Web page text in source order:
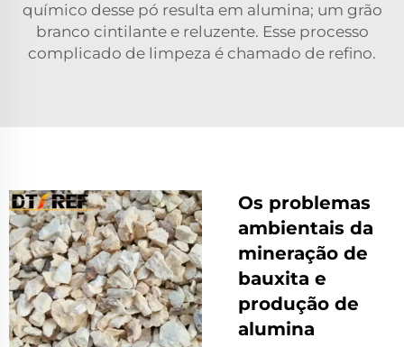
químico desse pó resulta em alumina; um grão
branco cintilante e reluzente. Esse processo
complicado de limpeza é chamado de refino.
Os problemas
ambientais da
mineração de
bauxita e
produção de
alumina